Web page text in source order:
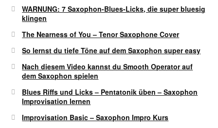
WARNUNG: 7 Saxophon-Blues-Licks, die super bluesig
klingen
The Nearness of You – Tenor Saxophone Cover
So lernst du tiefe Töne auf dem Saxophon super easy
Nach diesem Video kannst du Smooth Operator auf
dem Saxophon spielen
Blues Riffs und Licks – Pentatonik üben – Saxophon
Improvisation lernen
Improvisation Basic – Saxophon Impro Kurs